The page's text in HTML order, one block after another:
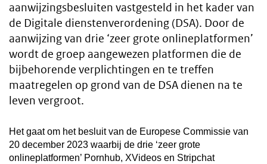
aanwijzingsbesluiten vastgesteld in het kader van
de Digitale dienstenverordening (DSA). Door de
aanwijzing van drie ‘zeer grote onlineplatformen’
wordt de groep aangewezen platformen die de
bijbehorende verplichtingen en te treffen
maatregelen op grond van de DSA dienen na te
leven vergroot.
Het gaat om het besluit van de Europese Commissie van
20 december 2023 waarbij de drie ‘zeer grote
onlineplatformen’ Pornhub, XVideos en Stripchat